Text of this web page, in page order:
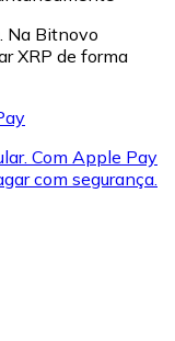
Na Bitnovo
XRP de forma
Com Apple Pay
com segurança.